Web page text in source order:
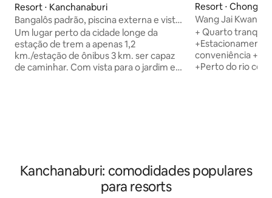
Resort ⋅ Kanchanaburi
Bangalôs padrão, piscina externa e vista
para o jardim
Um lugar perto da cidade longe da
estação de trem a apenas 1,2
km./estação de ônibus 3 km. ser capaz
de caminhar. Com vista para o jardim e
Aproveite o fácil acesso a lugares
famosos e restaurantes nas
proximidades deste lugar encantador
Resort ⋅ Chong
Wang Jai Kwang
+ Quarto
+Estacionamento
conveniência
+Perto do rio
Kanchanaburi: comodidades populares
para resorts